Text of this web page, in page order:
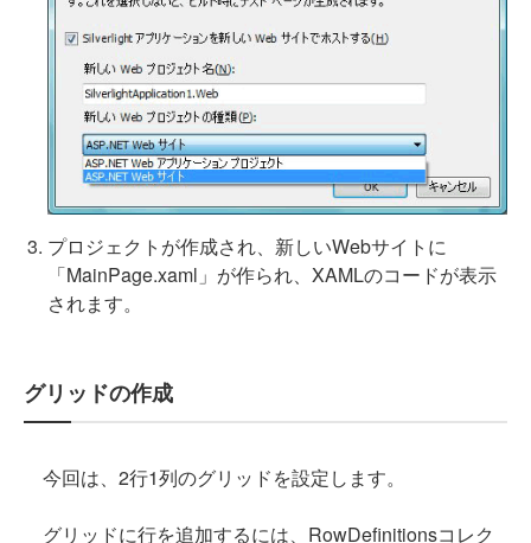
プロジェクトが作成され、新しいWebサイトに
「MainPage.xaml」が作られ、XAMLのコードが表示
されます。
グリッドの作成
今回は、2行1列のグリッドを設定します。
グリッドに行を追加するには、RowDefinitionsコレク